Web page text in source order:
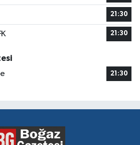
21:30
21:30
21:30